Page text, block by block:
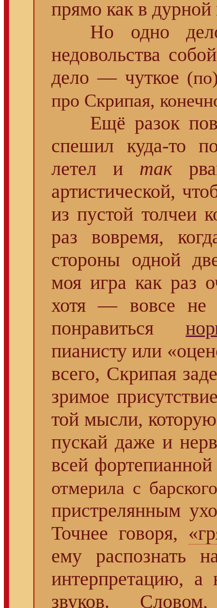
прямо как в дурной
Но одно
недовольства
дело — чуткое
про Скрипая,
Ещё разок
спешил куда-то
летел и так
артистической,
из пустой толчеи
раз вовремя,
стороны одной
моя игра как раз
хотя — вовсе
понравиться
пианисту или
всего, Скрипая
зримое
той мысли,
пускай даже и
всей
отмерила с
пристрелянным
Точнее говоря,
ему распознать
интерпретацию, а
звуков.